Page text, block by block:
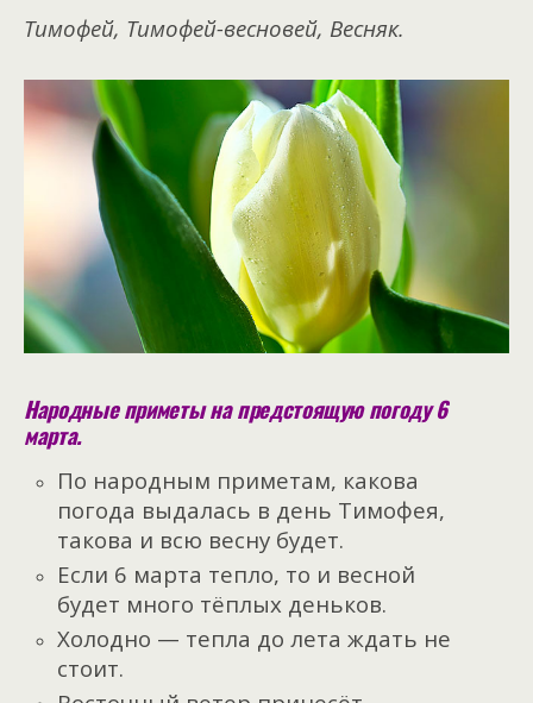
Тимофей, Тимофей-весновей, Весняк.
Народные приметы на предстоящую погоду 6
марта.
По народным приметам, какова
погода выдалась в день Тимофея,
такова и всю весну будет.
Если 6 марта тепло, то и весной
будет много тёплых деньков.
Холодно — тепла до лета ждать не
стоит.